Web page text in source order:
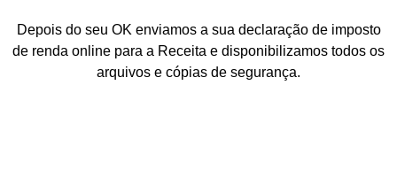
Depois do seu OK enviamos a sua declaração de imposto
de renda online para a Receita e disponibilizamos todos os
arquivos e cópias de segurança.